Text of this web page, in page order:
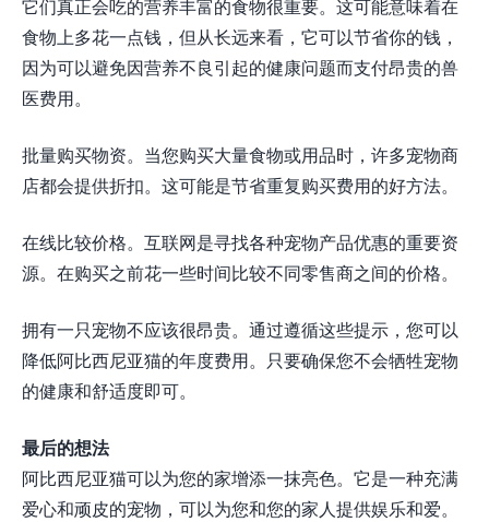
它们真正会吃的营养丰富的食物很重要。这可能意味着在
食物上多花一点钱，但从长远来看，它可以节省你的钱，
因为可以避免因营养不良引起的健康问题而支付昂贵的兽
医费用。
批量购买物资。当您购买大量食物或用品时，许多宠物商
店都会提供折扣。这可能是节省重复购买费用的好方法。
在线比较价格。互联网是寻找各种宠物产品优惠的重要资
源。在购买之前花一些时间比较不同零售商之间的价格。
拥有一只宠物不应该很昂贵。通过遵循这些提示，您可以
降低阿比西尼亚猫的年度费用。只要确保您不会牺牲宠物
的健康和舒适度即可。
最后的想法
阿比西尼亚猫可以为您的家增添一抹亮色。它是一种充满
爱心和顽皮的宠物，可以为您和您的家人提供娱乐和爱。